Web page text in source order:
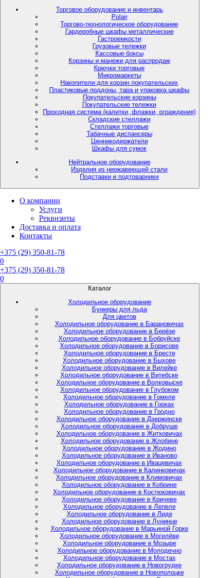
Торговое оборудование и инвентарь
Polair
Торгово-технологическое оборудование
Гардеробные шкафы металлические
Гастроемкости
Грузовые тележки
Кассовые боксы
Корзины и манежи для распродаж
Крючки торговые
Микромаркеты
Накопители для корзин покупательских
Пластиковые поддоны, тара и упаковка шкафы
Покупательские корзины
Покупательские тележки
Проходная система (калитки, флажки, ограждения)
Складские стеллажи
Стеллажи торговые
Табачные диспансеры
Ценникодержатели
Шкафы для сумок
Нейтральное оборудование
Изделия из нержавеющей стали
Подставки и подтоварники
О компании
Услуги
Реквизиты
Доставка и оплата
Контакты
+375 (29) 350-81-78
0
+375 (29) 350-81-78
0
Каталог
Холодильное оборудование
Бункеры для льда
Для цветов
Холодильное оборудование в Барановичах
Холодильное оборудование в Берёзе
Холодильное оборудование в Бобруйске
Холодильное оборудование в Борисове
Холодильное оборудование в Бресте
Холодильное оборудование в Быхове
Холодильное оборудование в Вилейке
Холодильное оборудование в Витебске
Холодильное оборудование в Волковыске
Холодильное оборудование в Глубоком
Холодильное оборудование в Гомеле
Холодильное оборудование в Горках
Холодильное оборудование в Гродно
Холодильное оборудование в Дзержинске
Холодильное оборудование в Добруше
Холодильное оборудование в Житковичах
Холодильное оборудование в Жлобине
Холодильное оборудование в Жодино
Холодильное оборудование в Иваново
Холодильное оборудование в Ивацевичах
Холодильное оборудование в Калинковичах
Холодильное оборудование в Климовичах
Холодильное оборудование в Кобрине
Холодильное оборудование в Костюковичах
Холодильное оборудование в Кричеве
Холодильное оборудование в Лепеле
Холодильное оборудование в Лиде
Холодильное оборудование в Лунинце
Холодильное оборудование в Марьиной Горке
Холодильное оборудование в Могилёве
Холодильное оборудование в Мозыре
Холодильное оборудование в Молодечно
Холодильное оборудование в Мостах
Холодильное оборудование в Новогрудке
Холодильное оборудование в Новополоцке